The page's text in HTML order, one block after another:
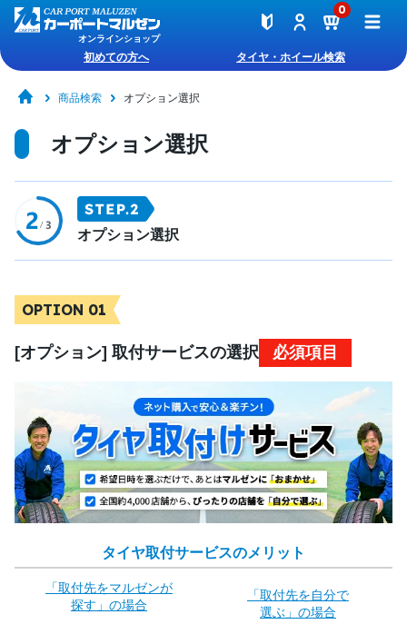
オンラインショップ
0
初めての方へ タイヤ・ホイール検索
商品検索 オプション選択
オプション選択
オプション選択
OPTION 01
[オプション] 取付サービスの選択 必須項目
タイヤ取付サービスのメリット
「取付先をマルゼンが
探す」の場合
「取付先を自分で
選ぶ」の場合